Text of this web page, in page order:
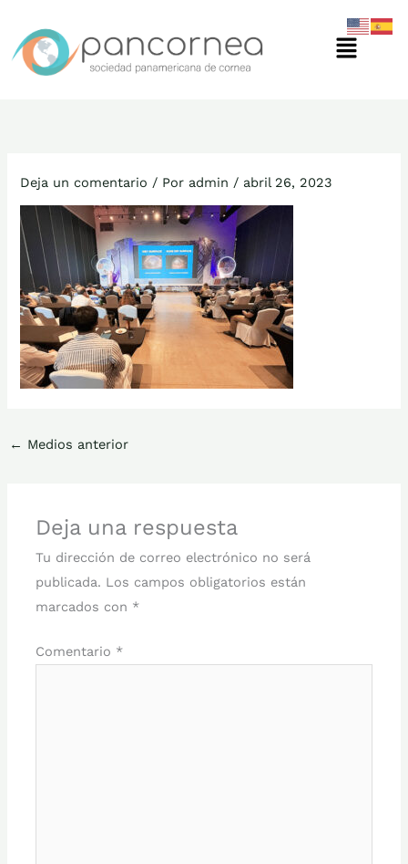
contenido
Menú
Deja un comentario / Por admin / abril 26, 2023
← Medios anterior
Deja una respuesta
Tu dirección de correo electrónico no será
publicada. Los campos obligatorios están
marcados con *
Comentario *